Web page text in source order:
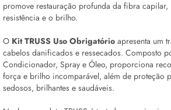
promove restauração profunda da fibra capilar,
resistência e o brilho.
O Kit TRUSS Uso Obrigatório apresenta um
cabelos danificados e ressecados. Composto
Condicionador, Spray e Óleo, proporciona
força e brilho incomparável, além de proteção
sedosos, brilhantes e saudáveis.